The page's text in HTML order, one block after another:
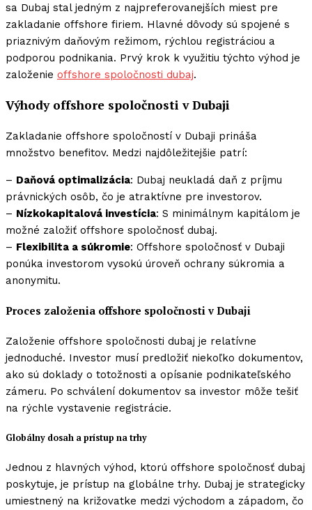
sa Dubaj stal jedným z najpreferovanejších miest pre
zakladanie offshore firiem. Hlavné dôvody sú spojené s
priaznivým daňovým režimom, rýchlou registráciou a
podporou podnikania. Prvý krok k využitiu týchto výhod je
založenie offshore spoločnosti dubaj.
Výhody offshore spoločnosti v Dubaji
Zakladanie offshore spoločností v Dubaji prináša
množstvo benefitov. Medzi najdôležitejšie patrí:
– Daňová optimalizácia: Dubaj neukladá daň z príjmu
právnických osôb, čo je atraktívne pre investorov.
– Nízkokapitalová investícia: S minimálnym kapitálom je
možné založiť offshore spoločnosť dubaj.
– Flexibilita a súkromie: Offshore spoločnosť v Dubaji
ponúka investorom vysokú úroveň ochrany súkromia a
anonymitu.
Proces založenia offshore spoločnosti v Dubaji
Založenie offshore spoločnosti dubaj je relatívne
jednoduché. Investor musí predložiť niekoľko dokumentov,
ako sú doklady o totožnosti a opísanie podnikateľského
zámeru. Po schválení dokumentov sa investor môže tešiť
na rýchle vystavenie registrácie.
Globálny dosah a prístup na trhy
Jednou z hlavných výhod, ktorú offshore spoločnosť dubaj
poskytuje, je prístup na globálne trhy. Dubaj je strategicky
umiestnený na križovatke medzi východom a západom, čo